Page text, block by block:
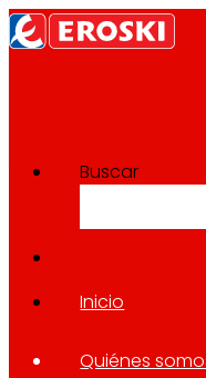
Buscar
Inicio
Quiénes
Sala de prensa
Volver a todas las
21.11.2024